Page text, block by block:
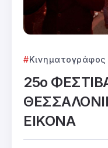
Κινηματογράφος
25ο
ΕΙΚΟΝΑ